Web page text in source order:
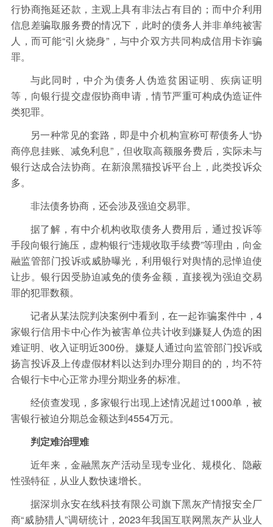
行协商拖延还款，主观上具有非法占有目的；而中介利用
信息差骗取服务费的情况下，此时的债务人并非单纯被害
人，而可能“引火烧身”，与中介双方共同构成信用卡诈骗
罪。
与此同时，中介为债务人伪造贫困证明、疾病证明
等，向银行提交虚假协商申请，情节严重可构成伪造证件
类犯罪。
另一种常见的套路，即是中介机构宣称可帮债务人“协
商停息挂账、减免利息”，但收取高额服务费后，实际未与
银行达成合法协商。在新浪黑猫投诉平台上，此类投诉众
多。
非法债务协商，还会涉及强迫交易罪。
据了解，有中介机构收取债务人费用后，通过投诉等
手段向银行施压，虚构银行“违规收取手续费”等理由，向金
融监管部门投诉或威胁曝光，利用银行对舆情的忌惮迫使
让步。银行因受胁迫减免的债务金额，直接视为强迫交易
罪的犯罪数额。
记者从某法院判决案例中看到，在一起诈骗案件中，4
家银行信用卡中心作为被害单位共计收到嫌疑人伪造的困
难证明、收入证明近300份。嫌疑人通过向监管部门投诉或
扬言投诉及上传虚假材料以达到办理分期目的的，均不符
合银行卡中心正常办理分期业务的标准。
经侦查发现，多家银行出现上述情况超过1000单，被
害银行被迫分期总金额达到4554万元。
判定难治理难
近年来，金融黑灰产活动呈现专业化、规模化、隐蔽
性强特征，从业人数快速增长。
据深圳永安在线科技有限公司旗下黑灰产情报安全厂
商“威胁猎人”调研统计，2023年我国互联网黑灰产从业人